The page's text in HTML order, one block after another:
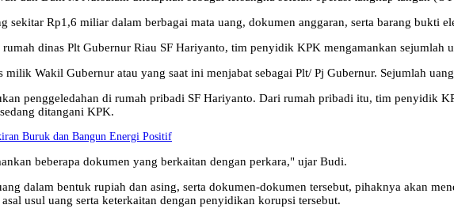
sekitar Rp1,6 miliar dalam berbagai mata uang, dokumen anggaran, serta barang bukti
dinas Plt Gubernur Riau SF Hariyanto, tim penyidik KPK mengamankan sejumlah
Wakil Gubernur atau yang saat ini menjabat sebagai Plt/ Pj Gubernur. Sejumlah
penggeledahan di rumah pribadi SF Hariyanto. Dari rumah pribadi itu, tim penyidik
ditangani KPK.
Buruk dan Bangun Energi Positif
beberapa dokumen yang berkaitan dengan perkara," ujar Budi.
dalam bentuk rupiah dan asing, serta dokumen-dokumen tersebut, pihaknya akan
usul uang serta keterkaitan dengan penyidikan korupsi tersebut.